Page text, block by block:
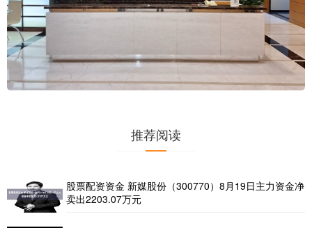
推荐阅读
股票配资资金 新媒股份（300770）8月19日主力资金净
卖出2203.07万元